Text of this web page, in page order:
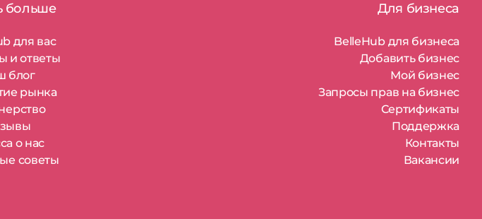
больше
для вас
и ответы
блог
рынка
о нас
советы
Для бизнеса
BelleHub для бизнеса
Добавить бизнес
Мой бизнес
Запросы прав на бизнес
Сертификаты
Поддержка
Контакты
Вакансии